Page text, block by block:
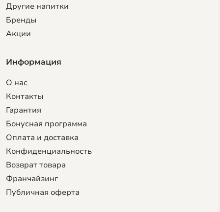
Другие напитки
Бренды
Акции
Информация
О нас
Контакты
Гарантия
Бонусная программа
Оплата и доставка
Конфиденциальность
Возврат товара
Франчайзинг
Публичная оферта